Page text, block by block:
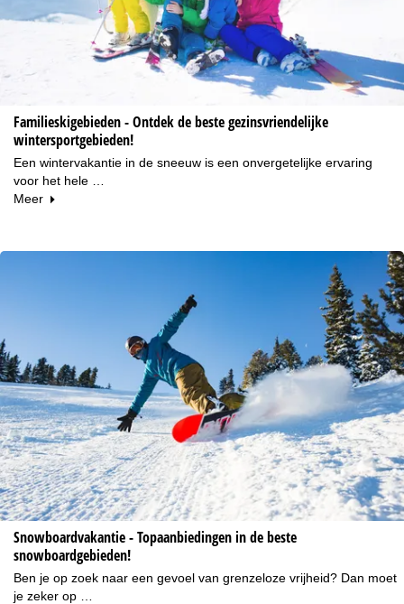
Familieskigebieden - Ontdek de beste gezinsvriendelijke
wintersportgebieden!
Een wintervakantie in de sneeuw is een onvergetelijke ervaring
voor het hele …
Meer
Snowboardvakantie - Topaanbiedingen in de beste
snowboardgebieden!
Ben je op zoek naar een gevoel van grenzeloze vrijheid? Dan moet
je zeker op …